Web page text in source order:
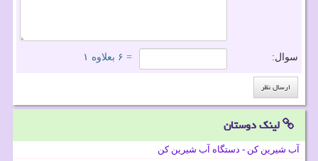
سوال: = ۶ بعلاوه ۱
لینک دوستان
آب شیرین کن - دستگاه آب شیرین کن